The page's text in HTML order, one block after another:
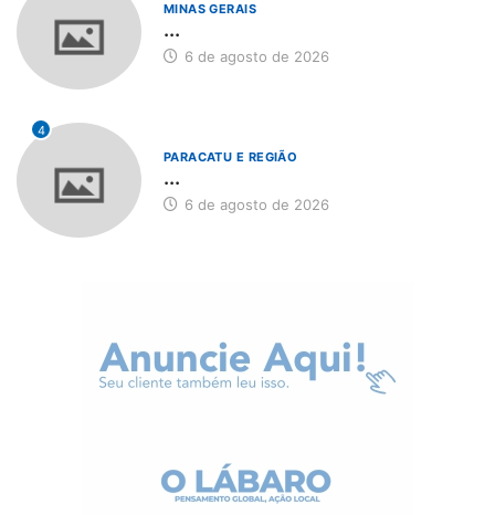
MINAS GERAIS
...
6 de agosto de 2026
4
PARACATU E REGIÃO
...
6 de agosto de 2026